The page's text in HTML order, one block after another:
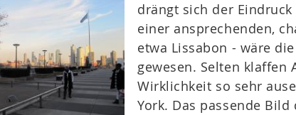
drängt sich der
einer ansprechenden,
etwa Lissabon - wäre
gewesen. Selten klaffen
Wirklichkeit so sehr
York. Das passende